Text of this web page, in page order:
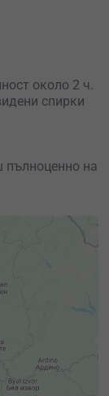
около 2 ч.
спирки
пълноценно на